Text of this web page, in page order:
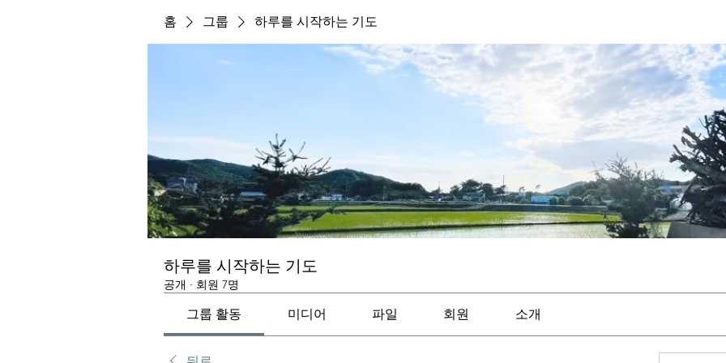
홈 그룹 하루를 시작하는 기도
하루를 시작하는 기도
공개 · 회원 7명
그룹 활동 미디어 파일 회원 소개